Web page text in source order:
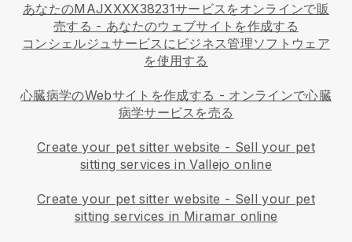
あなたのMAJXXXX38231サービスをオンラインで販
売する - あなたのウェブサイトを作成する
コンシェルジュサービスにビジネス管理ソフトウェア
を使用する
心臓病学のWebサイトを作成する - オンラインで心臓
病学サービスを売る
Create your pet sitter website - Sell your pet
sitting services in Vallejo online
Create your pet sitter website - Sell your pet
sitting services in Miramar online